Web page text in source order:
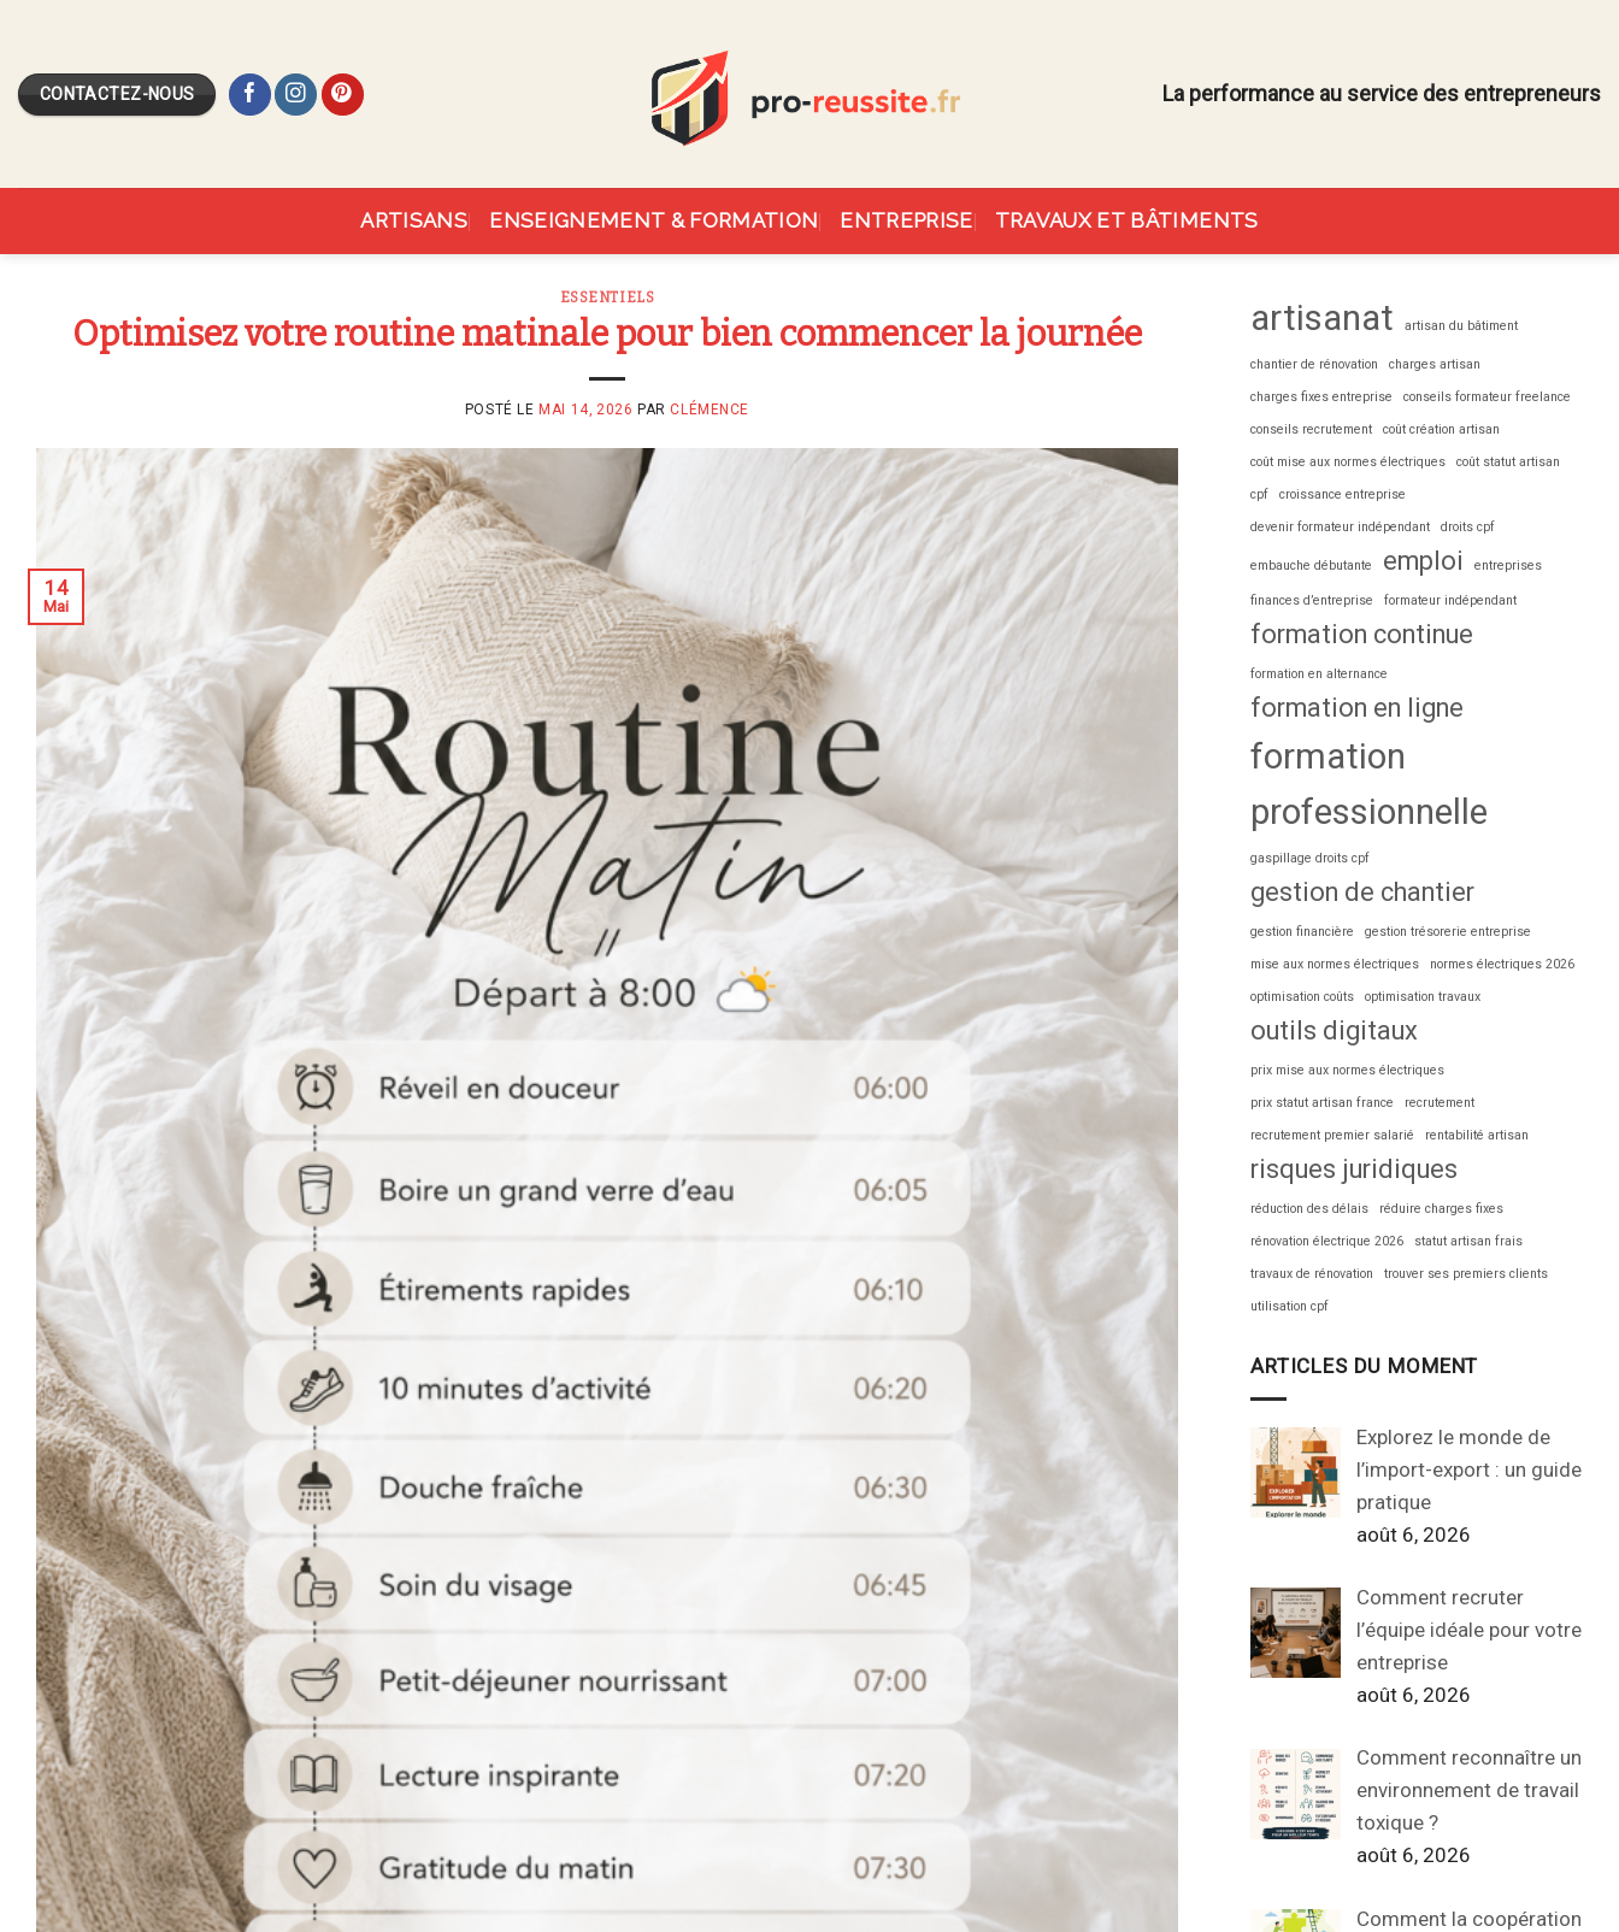
content
CONTACTEZ-NOUS La performance au service des entrepreneurs
ARTISANS ENSEIGNEMENT & FORMATION ENTREPRISE TRAVAUX ET BÂTIMENTS
ESSENTIELS
Optimisez votre routine matinale pour bien commencer la journée
POSTÉ LEMAI 14, 2026 PARCLÉMENCE
14
Mai
artisanat artisan du bâtiment
chantier de rénovation charges artisan
charges fixes entreprise conseils formateur freelance
conseils recrutement coût création artisan
coût mise aux normes électriques coût statut artisan
cpf croissance entreprise
devenir formateur indépendant droits cpf
embauche débutante emploi entreprises
finances d’entreprise formateur indépendant
formation continue
formation en alternance
formation en ligne
formation
professionnelle
gaspillage droits cpf
gestion de chantier
gestion financière gestion trésorerie entreprise
mise aux normes électriques normes électriques 2026
optimisation coûts optimisation travaux
outils digitaux
prix mise aux normes électriques
prix statut artisan france recrutement
recrutement premier salarié rentabilité artisan
risques juridiques
réduction des délais réduire charges fixes
rénovation électrique 2026 statut artisan frais
travaux de rénovation trouver ses premiers clients
utilisation cpf
ARTICLES DU MOMENT
Explorez le monde de
l’import-export : un guide
pratique
août 6, 2026
Comment recruter
l’équipe idéale pour votre
entreprise
août 6, 2026
Comment reconnaître un
environnement de travail
toxique ?
août 6, 2026
Comment la coopération